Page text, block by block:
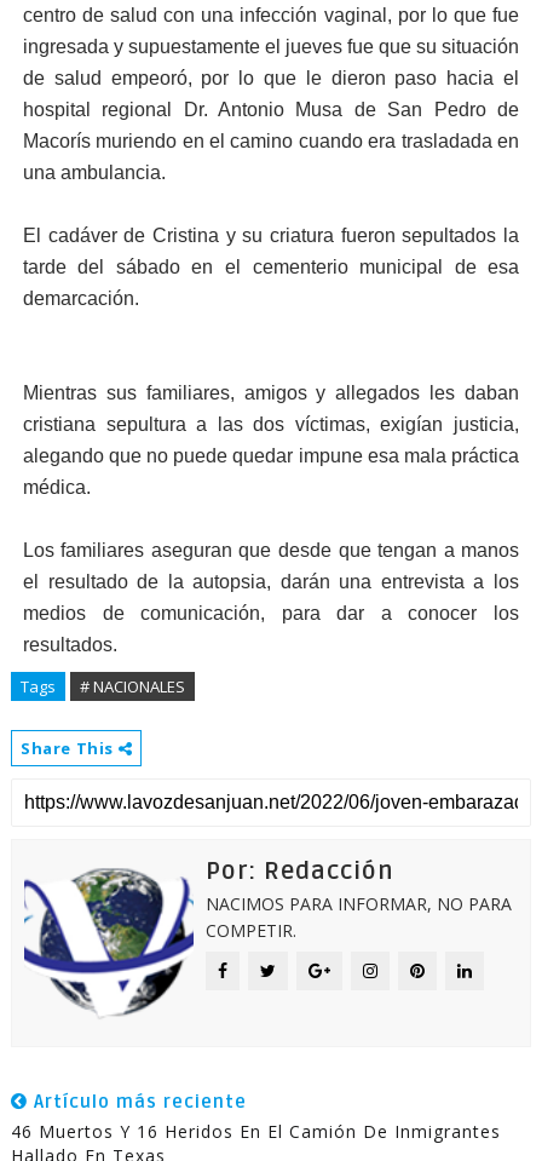
centro de salud con una infección vaginal, por lo que fue
ingresada y supuestamente el jueves fue que su situación
de salud empeoró, por lo que le dieron paso hacia el
hospital regional Dr. Antonio Musa de San Pedro de
Macorís muriendo en el camino cuando era trasladada en
una ambulancia.
El cadáver de Cristina y su criatura fueron sepultados la
tarde del sábado en el cementerio municipal de esa
demarcación.
Mientras sus familiares, amigos y allegados les daban
cristiana sepultura a las dos víctimas, exigían justicia,
alegando que no puede quedar impune esa mala práctica
médica.
Los familiares aseguran que desde que tengan a manos
el resultado de la autopsia, darán una entrevista a los
medios de comunicación, para dar a conocer los
resultados.
Tags # NACIONALES
Share This
Por: Redacción
NACIMOS PARA INFORMAR, NO PARA
COMPETIR.
Artículo más reciente
46 Muertos Y 16 Heridos En El Camión De Inmigrantes
Hallado En Texas